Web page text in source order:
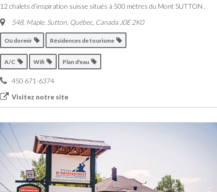
12 chalets d’inspiration suisse situés à 500 mètres du Mont SUTTON .
548, Maple, Sutton, Québec, Canada J0E 2K0
Où dormir Résidences de tourisme
A/C Wifi Plan d'eau
450 671-6374
Visitez notre site